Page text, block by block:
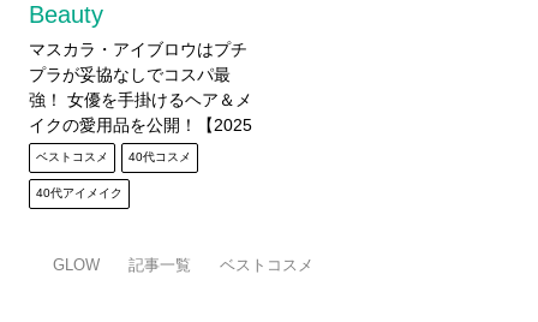
Beauty
マスカラ・アイブロウはプチ
プラが妥協なしでコスパ最
強！ 女優を手掛けるヘア＆メ
イクの愛用品を公開！【2025
年ベストコスメ】
ベストコスメ 40代コスメ
40代アイメイク
GLOW 記事一覧 ベストコスメ